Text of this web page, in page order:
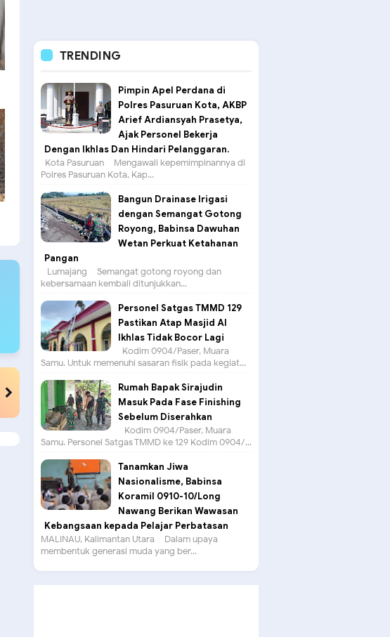
TRENDING
Pimpin Apel Perdana di
Polres Pasuruan Kota, AKBP
Arief Ardiansyah Prasetya,
Ajak Personel Bekerja
Dengan Ikhlas Dan Hindari Pelanggaran.
Kota Pasuruan – Mengawali kepemimpinannya di
Polres Pasuruan Kota, Kap...
Bangun Drainase Irigasi
dengan Semangat Gotong
Royong, Babinsa Dawuhan
Wetan Perkuat Ketahanan
Pangan
Lumajang – Semangat gotong royong dan
kebersamaan kembali ditunjukkan...
Personel Satgas TMMD 129
Pastikan Atap Masjid Al
Ikhlas Tidak Bocor Lagi
Kodim 0904/Paser, Muara
Samu. Untuk memenuhi sasaran fisik pada kegiat...
Rumah Bapak Sirajudin
Masuk Pada Fase Finishing
Sebelum Diserahkan
Kodim 0904/Paser, Muara
Samu. Personel Satgas TMMD ke 129 Kodim 0904/...
Tanamkan Jiwa
Nasionalisme, Babinsa
Koramil 0910-10/Long
Nawang Berikan Wawasan
Kebangsaan kepada Pelajar Perbatasan
MALINAU, Kalimantan Utara – Dalam upaya
membentuk generasi muda yang ber...